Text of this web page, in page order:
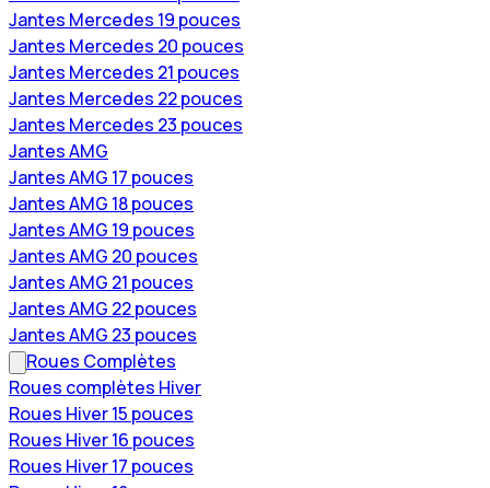
Jantes Mercedes 19 pouces
Jantes Mercedes 20 pouces
Jantes Mercedes 21 pouces
Jantes Mercedes 22 pouces
Jantes Mercedes 23 pouces
Jantes AMG
Jantes AMG 17 pouces
Jantes AMG 18 pouces
Jantes AMG 19 pouces
Jantes AMG 20 pouces
Jantes AMG 21 pouces
Jantes AMG 22 pouces
Jantes AMG 23 pouces
Roues Complètes
Roues complètes Hiver
Roues Hiver 15 pouces
Roues Hiver 16 pouces
Roues Hiver 17 pouces